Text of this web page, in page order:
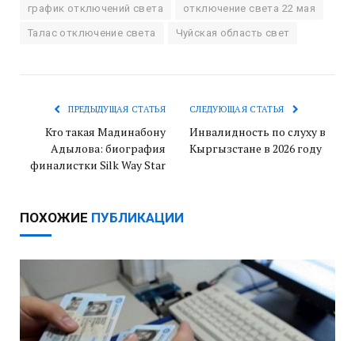
график отключений света отключение света 22 мая
Талас отключение света Чуйская область свет
ПРЕДЫДУЩАЯ СТАТЬЯ
Кто такая Мадинабону
Адылова: биография
финалистки Silk Way Star
СЛЕДУЮЩАЯ СТАТЬЯ
Инвалидность по слуху в
Кыргызстане в 2026 году
ПОХОЖИЕ ПУБЛИКАЦИИ